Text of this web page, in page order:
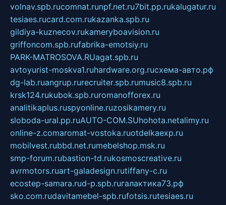
volnav.spb.rucomnat.runpf.net.ru7bit.pp.rukalugatur.ru
tesiaes.rucard.com.rukazanka.spb.ru
gildiya-kuznecov.rukameryboavision.ru
griffoncom.spb.rufabrika-emotsiy.ru
PARK-MATROSOVA.RUagat.spb.ru
avtoyurist-moskva1.ruhardware.org.ruсхема-авто.рф
dg-lab.ruangrup.rurecruiter.spb.rumusic8.spb.ru
krsk124.rukubok.spb.ruromanofforex.ru
analitikaplus.ruspyonline.ruzosikamery.ru
sloboda-ural.pp.ruAUTO-COM.SUhohota.netalimy.ru
online-z.comaromat-vostoka.ruotdelkaexp.ru
mobilvest.rubbd.net.rumebelshop.msk.ru
smp-forum.rubastion-td.rukosmoscreative.ru
avrmotors.ruart-galadesign.rutiffany-c.ru
ecostep-samara.rud-p.spb.ruгалактика73.рф
sko.com.rudavitamebel-spb.rufotsis.rutesiaes.ru